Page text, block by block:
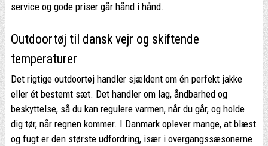
service og gode priser går hånd i hånd.
Outdoortøj til dansk vejr og skiftende
temperaturer
Det rigtige outdoortøj handler sjældent om én perfekt jakke
eller ét bestemt sæt. Det handler om lag, åndbarhed og
beskyttelse, så du kan regulere varmen, når du går, og holde
dig tør, når regnen kommer. I Danmark oplever mange, at blæst
og fugt er den største udfordring, især i overgangssæsonerne.